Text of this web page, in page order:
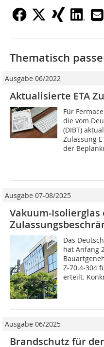
Thematisch
Ausgabe 06/2022
Aktualisierte ETA
Für
die vom
(DIBT)
Zulassung
der
Ausgabe 07-08/2025
Vakuum-Isolierglas
Das
hat Anfang
Z-70.4-304
erteilt.
Ausgabe 06/2025
Brandschutz für